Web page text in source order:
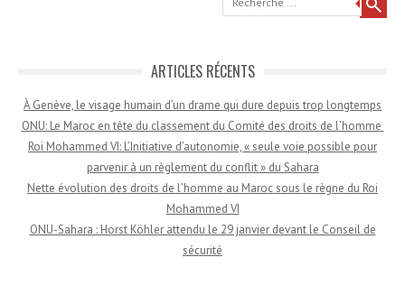
ARTICLES RÉCENTS
À Genève, le visage humain d’un drame qui dure depuis trop longtemps
ONU: Le Maroc en tête du classement du Comité des droits de l’homme
Roi Mohammed VI: L’Initiative d’autonomie, « seule voie possible pour
parvenir à un règlement du conflit » du Sahara
Nette évolution des droits de l’homme au Maroc sous le règne du Roi
Mohammed VI
ONU-Sahara : Horst Köhler attendu le 29 janvier devant le Conseil de
sécurité